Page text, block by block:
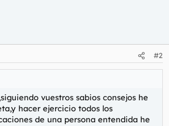
#2
vuestros sabios consejos he
hacer ejercicio todos los
de una persona entendida he